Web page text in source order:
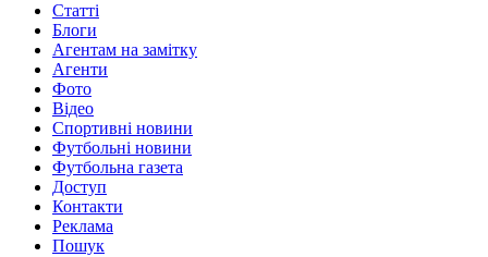
Статті
Блоги
Агентам на замітку
Агенти
Фото
Відео
Спортивні новини
Футбольні новини
Футбольна газета
Доступ
Контакти
Реклама
Пошук